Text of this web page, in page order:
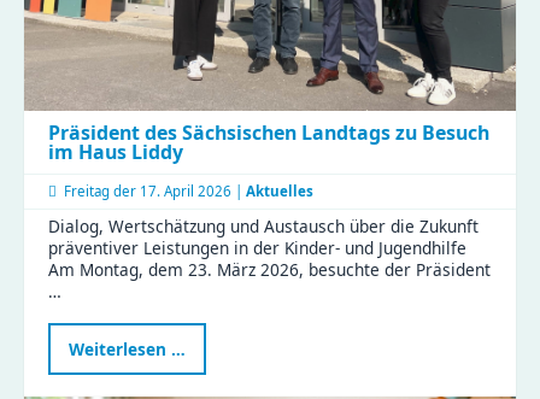
Präsident des Sächsischen Landtags zu Besuch
im Haus Liddy
Freitag der 17. April 2026 | Aktuelles
Dialog, Wertschätzung und Austausch über die Zukunft
präventiver Leistungen in der Kinder- und Jugendhilfe
Am Montag, dem 23. März 2026, besuchte der Präsident
…
Weiterlesen …
des